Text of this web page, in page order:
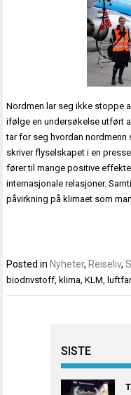
Nordmen lar seg ikke stoppe
ifølge en undersøkelse utført
tar for seg hvordan
skriver flyselskapet i en
fører til mange positive
internasjonale relasjoner.
påvirkning på klimaet som
Posted in Nyheter, Reiseliv,
biodrivstoff, klima,KLM,
SISTE